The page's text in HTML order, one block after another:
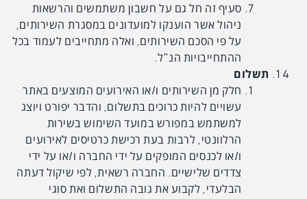
סעיף זה חל גם על חשבון משתמשים והרשאות
ניהול אשר הוענקו למועדונים במסגרת השירותים,
על פי הסכם השירותים, ואלה מתחייבים לעמוד בכל
ההתחייבויות הנ"ל.
תשלום
חלק מן השירותים ו/או האירועים המוצעים באתר
עשויים להיות כרוכים בתשלום, והדבר יפורט ויוצג
למשתמש במפורש במועד השימוש בשירות
הרלוונטי, לרבות בעת רכישת כרטיסים לאירועים
ו/או לכנסים המופקים על ידי החברה ו/או על ידי
צדדים שלישיים. החברה רשאית, לפי שיקול דעתה
הבלעדי, לקבוע את גובה התשלום ואת סוגי